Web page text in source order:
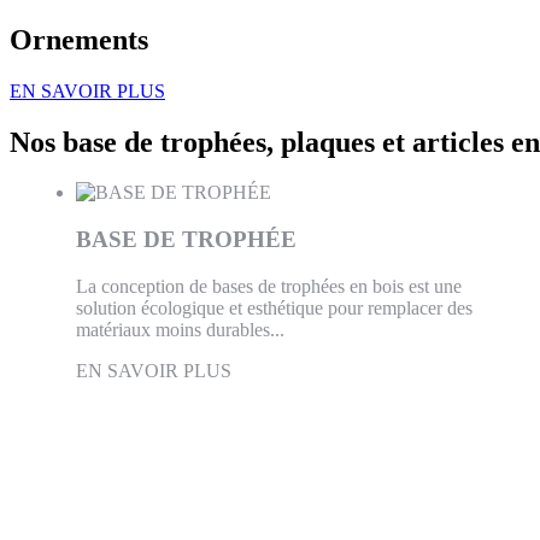
Ornements
EN SAVOIR PLUS
Nos base de trophées, plaques et articles
BASE DE TROPHÉE
La conception de bases de trophées en bois est une
solution écologique et esthétique pour remplacer des
matériaux moins durables...
EN SAVOIR PLUS